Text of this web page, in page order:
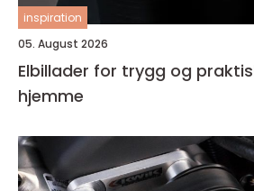
inspiration
05. August 2026
Elbillader for trygg og
hjemme